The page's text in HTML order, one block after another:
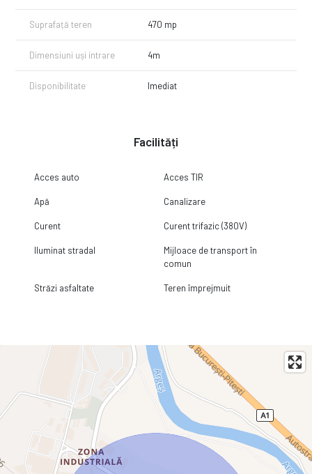
Suprafață teren 470 mp
Dimensiuni uși intrare 4m
Disponibilitate Imediat
Facilități
Acces auto Acces TIR
Apă Canalizare
Curent Curent trifazic (380V)
Iluminat stradal
Mijloace de transport în
comun
Străzi asfaltate Teren împrejmuit